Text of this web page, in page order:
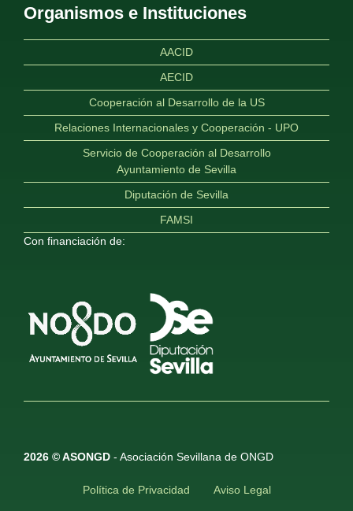
Organismos e Instituciones
AACID
AECID
Cooperación al Desarrollo de la US
Relaciones Internacionales y Cooperación - UPO
Servicio de Cooperación al Desarrollo
Ayuntamiento de Sevilla
Diputación de Sevilla
FAMSI
Con financiación de:
2026 © ASONGD - Asociación Sevillana de ONGD
Política de Privacidad Aviso Legal